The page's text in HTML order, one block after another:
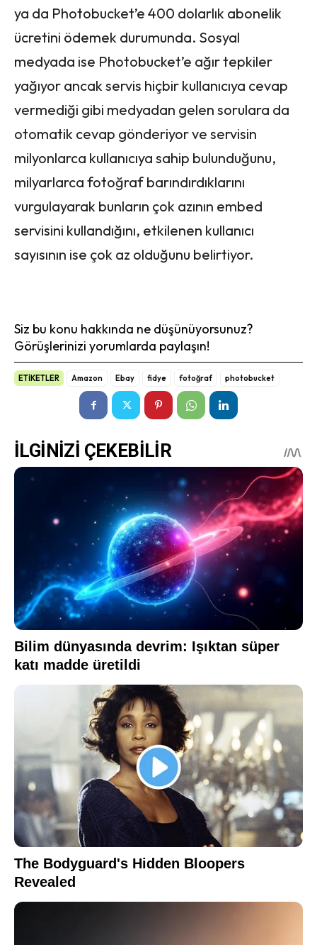
ya da Photobucket’e 400 dolarlık abonelik
ücretini ödemek durumunda. Sosyal
medyada ise Photobucket’e ağır tepkiler
yağıyor ancak servis hiçbir kullanıcıya cevap
vermediği gibi medyadan gelen sorulara da
otomatik cevap gönderiyor ve servisin
milyonlarca kullanıcıya sahip bulunduğunu,
milyarlarca fotoğraf barındırdıklarını
vurgulayarak bunların çok azının embed
servisini kullandığını, etkilenen kullanıcı
sayısının ise çok az olduğunu belirtiyor.
Siz bu konu hakkında ne düşünüyorsunuz?
Görüşlerinizi yorumlarda paylaşın!
ETİKETLER Amazon Ebay fidye fotoğraf photobucket